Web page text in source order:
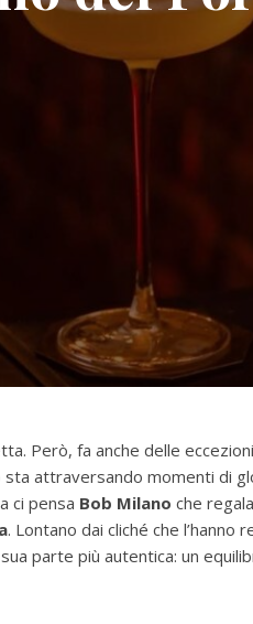
Però, fa anche delle
attraversando momenti di
ci pensa Bob Milano che
. Lontano dai cliché che l’hanno
parte più autentica: un